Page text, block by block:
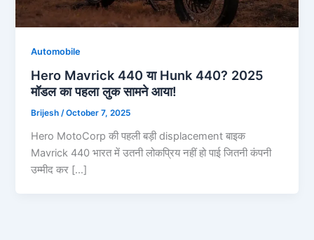
Automobile
Hero Mavrick 440 या Hunk 440? 2025
मॉडल का पहला लुक सामने आया!
Brijesh/October 7, 2025
Hero MotoCorp की पहली बड़ी displacement बाइक
Mavrick 440 भारत में उतनी लोकप्रिय नहीं हो पाई जितनी कंपनी
उम्मीद कर […]